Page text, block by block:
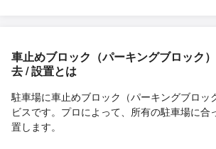
車止めブロック（パーキングブロック
去 / 設置とは
駐車場に車止めブロック（パーキングブロッ
ビスです。プロによって、所有の駐車場に合
置します。